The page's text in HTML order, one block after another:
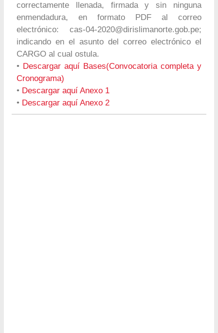
correctamente llenada, firmada y sin ninguna
enmendadura, en formato PDF al correo
electrónico: cas-04-2020@dirislimanorte.gob.pe;
indicando en el asunto del correo electrónico el
CARGO al cual ostula.
• Descargar aquí Bases(Convocatoria completa y
Cronograma)
• Descargar aquí Anexo 1
• Descargar aquí Anexo 2